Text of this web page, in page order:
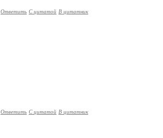
Ответить С цитатой В цитатник
Ответить С цитатой В цитатник